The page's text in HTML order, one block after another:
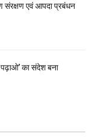
संरक्षण एवं आपदा प्रबंधन
पढ़ाओ’ का संदेश बना